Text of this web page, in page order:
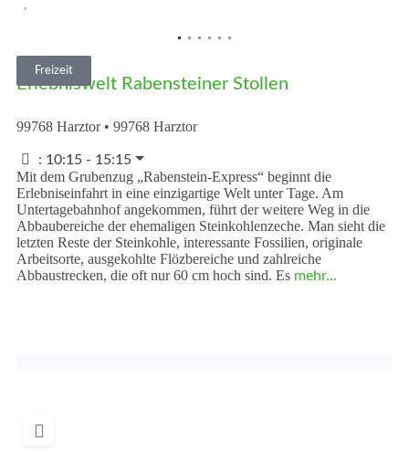
Freizeit
Erlebniswelt Rabensteiner Stollen
99768 Harztor• 99768 Harztor
: 10:15 - 15:15
Mit dem Grubenzug „Rabenstein-Express“ beginnt die
Erlebniseinfahrt in eine einzigartige Welt unter Tage. Am
Untertagebahnhof angekommen, führt der weitere Weg in die
Abbaubereiche der ehemaligen Steinkohlenzeche. Man sieht die
letzten Reste der Steinkohle, interessante Fossilien, originale
Arbeitsorte, ausgekohlte Flözbereiche und zahlreiche
Abbaustrecken, die oft nur 60 cm hoch sind. Es mehr...